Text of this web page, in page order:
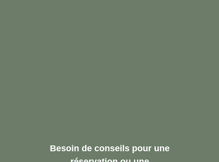
Besoin de conseils pour une